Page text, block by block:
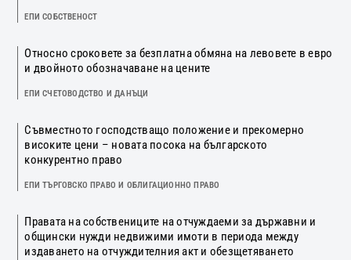
ЕПИ СОБСТВЕНОСТ
Относно сроковете за безплатна обмяна на левовете в евро
и двойното обозначаване на цените
ЕПИ СЧЕТОВОДСТВО И ДАНЪЦИ
Съвместното господстващо положение и прекомерно
високите цени – новата посока на българското
конкурентно право
ЕПИ ТЪРГОВСКО ПРАВО И ОБЛИГАЦИОННО ПРАВО
Правата на собствениците на отчуждаеми за държавни и
общински нужди недвижими имоти в периода между
издаването на отчуждителния акт и обезщетяването